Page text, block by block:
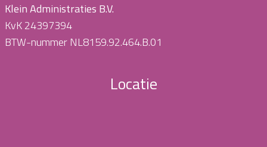
Klein Administraties B.V.
KvK 24397394
BTW-nummer NL8159.92.464.B.01
Locatie